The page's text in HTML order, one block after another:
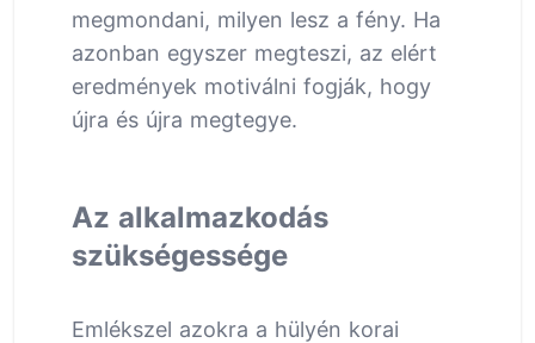
megmondani, milyen lesz a fény. Ha
azonban egyszer megteszi, az elért
eredmények motiválni fogják, hogy
újra és újra megtegye.
Az alkalmazkodás
szükségessége
Emlékszel azokra a hülyén korai